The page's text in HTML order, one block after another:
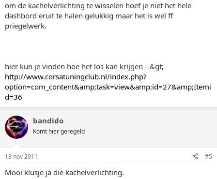
om de kachelverlichting te wisselen hoef je niet het hele
dashbord eruit te halen gelukkig maar het is wel ff
priegelwerk.
hier kun je vinden hoe het los kan krijgen --&gt;
http://www.corsatuningclub.nl/index.php?
option=com_content&amp;task=view&amp;id=27&amp;Itemi
d=36
bandido
Komt hier geregeld
18 nov 2011 #5
Mooi klusje ja die kachelverlichting.